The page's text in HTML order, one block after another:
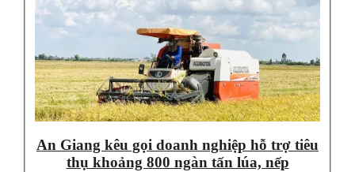
An Giang kêu gọi doanh nghiệp hỗ trợ tiêu
thụ khoảng 800 ngàn tấn lúa, nếp